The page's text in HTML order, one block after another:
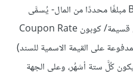
السند أن تدفع لحامله Bondholder مبلغًا محددًا من المال- يُسمَّى
فائدة Interest- يُبيَّنُ بوصفه مُعدَّل قسيمة/ كوبون Coupon Rate
على القيمة الاسمية للسند)
كُلَّ ستة أشهُر، وعلى الجهة